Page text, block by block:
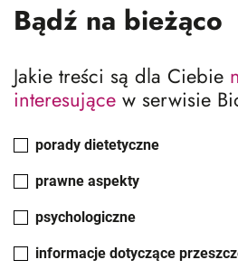
Bądź na bieżąco
Jakie treści są dla Ciebie
interesujące w serwisie
porady dietetyczne
prawne aspekty
psychologiczne
informacje dotyczące